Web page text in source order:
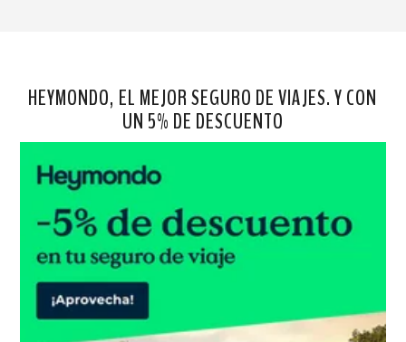
HEYMONDO, EL MEJOR SEGURO DE VIAJES. Y CON
UN 5% DE DESCUENTO